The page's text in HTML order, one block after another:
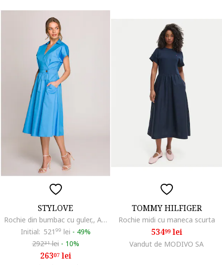
STYLOVE
Rochie din bumbac cu guler,, Albastru
Initial: 521 99 lei - 49%
29231lei - 10%
26307lei
TOMMY HILFIGER
Rochie midi cu maneca scurta
53499lei
Vandut de MODIVO SA